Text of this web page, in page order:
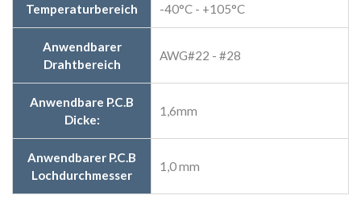
Temperaturbereich -40°C - +105°C
Anwendbarer
Drahtbereich
AWG#22 - #28
Anwendbare P.C.B
Dicke:
1,6mm
Anwendbarer P.C.B
Lochdurchmesser
1,0 mm